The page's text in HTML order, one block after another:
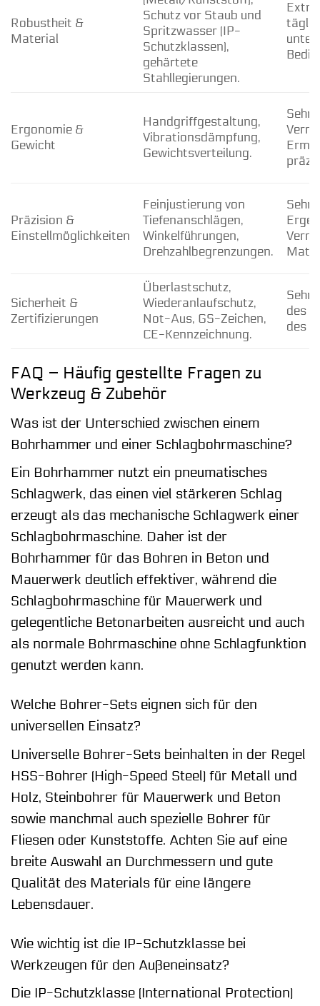
Robustheit &
Material
Schutz vor Staub und
Spritzwasser (IP-
Schutzklassen),
gehärtete
Stahllegierungen.
unter
Ergonomie &
Gewicht
Handgriffgestaltung,
Vibrationsdämpfung,
Gewichtsverteilung.
Sehr
Präzision &
Einstellmöglichkeiten
Feinjustierung von
Tiefenanschlägen,
Winkelführungen,
Drehzahlbegrenzungen.
Sehr
Sicherheit &
Zertifizierungen
Überlastschutz,
Wiederanlaufschutz,
Not-Aus, GS-Zeichen,
CE-Kennzeichnung.
Sehr
des
des
FAQ – Häufig gestellte Fragen zu
Werkzeug & Zubehör
Was ist der Unterschied zwischen einem
Bohrhammer und einer Schlagbohrmaschine?
Ein Bohrhammer nutzt ein pneumatisches
Schlagwerk, das einen viel stärkeren Schlag
erzeugt als das mechanische Schlagwerk einer
Schlagbohrmaschine. Daher ist der
Bohrhammer für das Bohren in Beton und
Mauerwerk deutlich effektiver, während die
Schlagbohrmaschine für Mauerwerk und
gelegentliche Betonarbeiten ausreicht und auch
als normale Bohrmaschine ohne Schlagfunktion
genutzt werden kann.
Welche Bohrer-Sets eignen sich für den
universellen Einsatz?
Universelle Bohrer-Sets beinhalten in der Regel
HSS-Bohrer (High-Speed Steel) für Metall und
Holz, Steinbohrer für Mauerwerk und Beton
sowie manchmal auch spezielle Bohrer für
Fliesen oder Kunststoffe. Achten Sie auf eine
breite Auswahl an Durchmessern und gute
Qualität des Materials für eine längere
Lebensdauer.
Wie wichtig ist die IP-Schutzklasse bei
Werkzeugen für den Außeneinsatz?
Die IP-Schutzklasse (International Protection)